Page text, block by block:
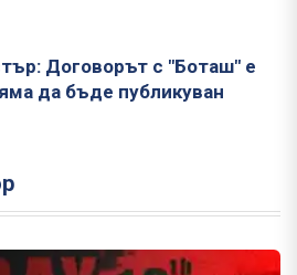
Договорът с "Боташ" е
да бъде публикуван